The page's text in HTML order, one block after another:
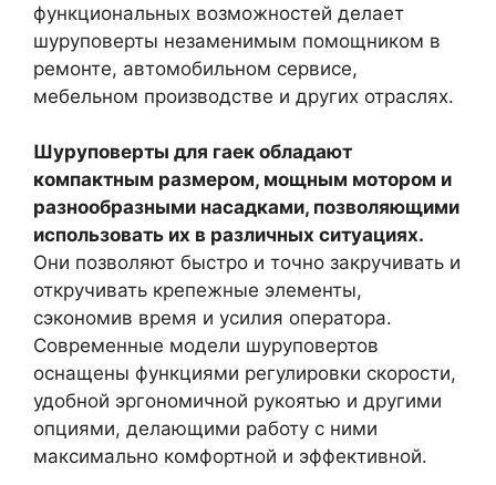
функциональных возможностей делает
шуруповерты незаменимым помощником в
ремонте, автомобильном сервисе,
мебельном производстве и других отраслях.
Шуруповерты для гаек обладают
компактным размером, мощным мотором и
разнообразными насадками, позволяющими
использовать их в различных ситуациях.
Они позволяют быстро и точно закручивать и
откручивать крепежные элементы,
сэкономив время и усилия оператора.
Современные модели шуруповертов
оснащены функциями регулировки скорости,
удобной эргономичной рукоятью и другими
опциями, делающими работу с ними
максимально комфортной и эффективной.